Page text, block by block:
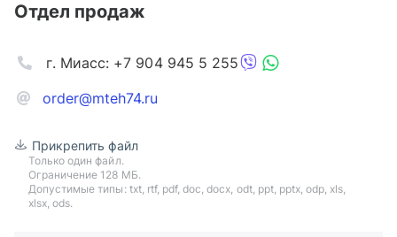
Отдел продаж
order@mteh74.ru
г. Миасс: +7 904 945 5 255
Прикрепить файл
Только один файл.
Ограничение 128 МБ.
Допустимые типы: txt, rtf, pdf, doc, docx, odt, ppt, pptx, odp, xls,
xlsx, ods.